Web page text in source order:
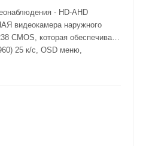
- HD-AHD
видеокамера наружного
CMOS, которая обеспечивает
25 к/с, OSD меню,
вкл ИК 0 лк) F1.2, объектив
питание DC 12V (400